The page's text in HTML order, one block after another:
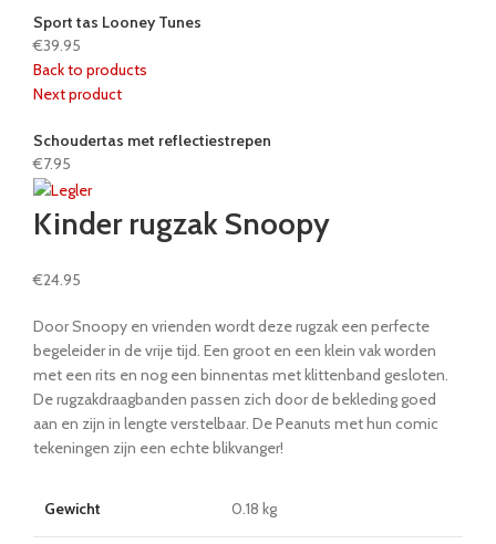
Sport tas Looney Tunes
€39.95
Back to products
Next product
Schoudertas met reflectiestrepen
€7.95
Kinder rugzak Snoopy
€24.95
Door Snoopy en vrienden wordt deze rugzak een perfecte
begeleider in de vrije tijd. Een groot en een klein vak worden
met een rits en nog een binnentas met klittenband gesloten.
De rugzakdraagbanden passen zich door de bekleding goed
aan en zijn in lengte verstelbaar. De Peanuts met hun comic
tekeningen zijn een echte blikvanger!
Gewicht 0.18 kg